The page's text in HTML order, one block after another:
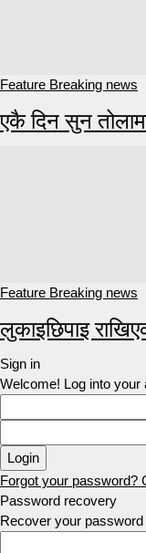
Feature Breaking news
एकै दिन सुन
Feature Breaking news
लुकाइछिपाइ
Sign in
Welcome! Log into your
Forgot your password?
Password recovery
Recover your password